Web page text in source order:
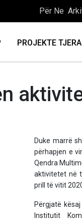
Për Ne
PROJEKTE TJERA
Duke marrë
përhapjen e
Qendra
aktivitetet në
prill të vitit
Përgjatë
Institutit